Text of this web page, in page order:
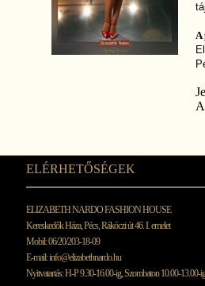
A
ELÉRHETŐSÉGEK
ELIZABETH NARDO FASHION HOUSE
Kereskedők Háza, Pécs, Rákóczi út 46. I. emelet
Mobil: 06/20/203-18-09
E-mail:info@elizabethnardo.hu
Nyitvatartás: H-P 9.30-16.00-ig, Szombaton 10.00-13.00-ig